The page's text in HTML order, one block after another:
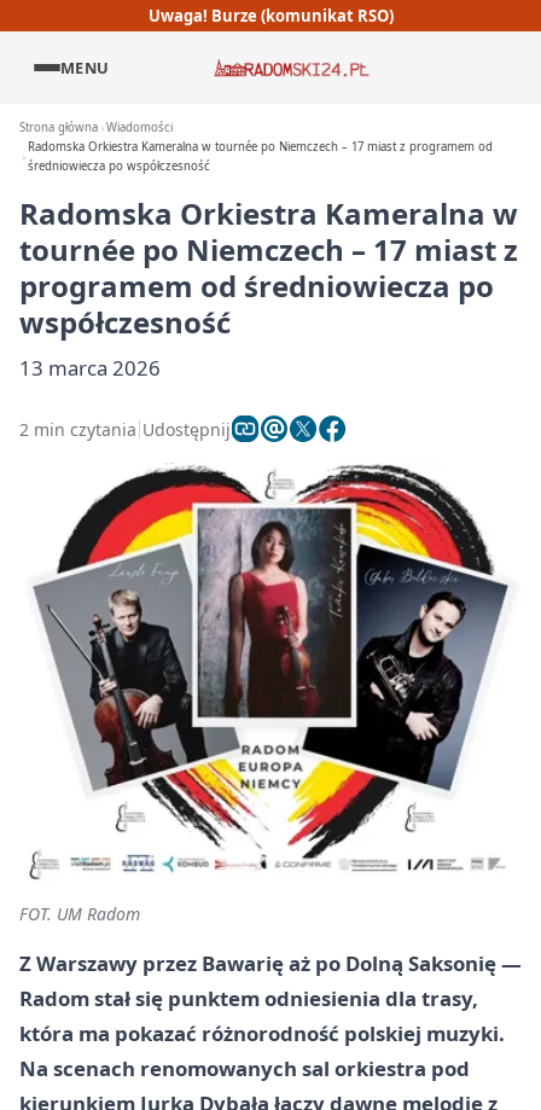
Uwaga! Burze (komunikat RSO)
MENU
Strona główna Wiadomości
Radomska Orkiestra Kameralna w tournée po Niemczech – 17 miast z programem od
średniowiecza po współczesność
Radomska Orkiestra Kameralna w
tournée po Niemczech – 17 miast z
programem od średniowiecza po
współczesność
13 marca 2026
2 min czytania Udostępnij
FOT. UM Radom
Z Warszawy przez Bawarię aż po Dolną Saksonię —
Radom stał się punktem odniesienia dla trasy,
która ma pokazać różnorodność polskiej muzyki.
Na scenach renomowanych sal orkiestra pod
kierunkiem Jurka Dybała łączy dawne melodie z